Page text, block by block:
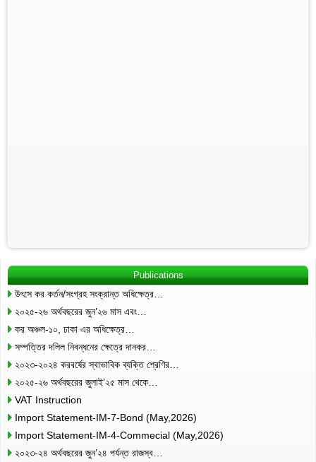
Publications
উৎসে কর কর্তন/সংগ্রহ সংক্রান্ত অধিক্ষেত্র…
২০২৫-২৬ অর্থবছরের জুন’২৬ মাস এবং…
কর অঞ্চল-১০, ঢাকা এর অধিক্ষেত্র…
সম্পত্তির দলিল নিবন্ধনের ক্ষেত্রে দানকর…
২০২৩-২০২৪ করবর্ষের স্বাভাবিক ব্যক্তি শ্রেণির…
২০২৫-২৬ অর্থবছরের জুলাই’২৫ মাস থেকে…
VAT Instruction
Import Statement-IM-7-Bond (May,2026)
Import Statement-IM-4-Commecial (May,2026)
২০২৩-২৪ অর্থবছরের জুন’২৪ পর্যন্ত রাজস্ব…